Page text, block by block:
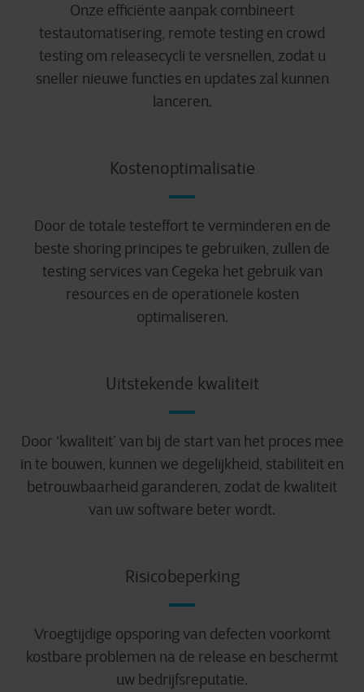
Onze efficiënte aanpak combineert
testautomatisering, remote testing en crowd
testing om releasecycli te versnellen, zodat u
sneller nieuwe functies en updates zal kunnen
lanceren.
Kostenoptimalisatie
Door de totale testeffort te verminderen en de
beste shoring principes te gebruiken, zullen de
testing services van Cegeka het gebruik van
resources en de operationele kosten
optimaliseren.
Uitstekende kwaliteit
Door ‘kwaliteit’ van bij de start van het proces mee
in te bouwen, kunnen we degelijkheid, stabiliteit en
betrouwbaarheid garanderen, zodat de kwaliteit
van uw software beter wordt.
Risicobeperking
Vroegtijdige opsporing van defecten voorkomt
kostbare problemen na de release en beschermt
uw bedrijfsreputatie.